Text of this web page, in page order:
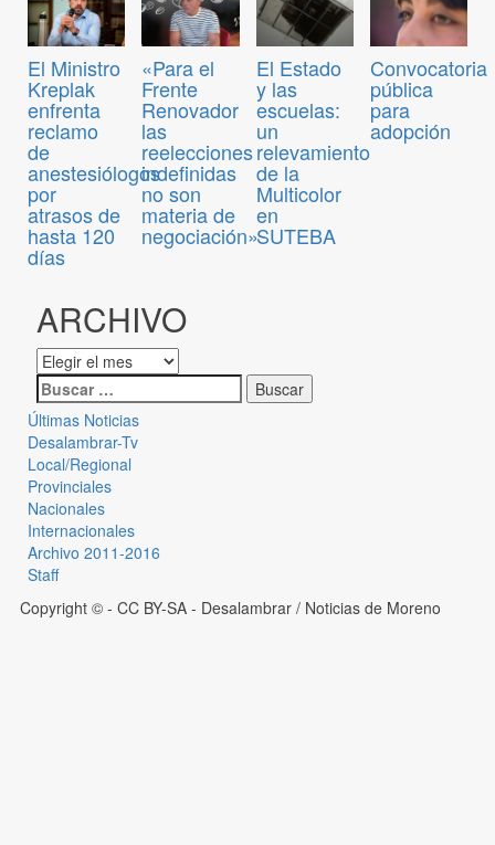
El Ministro
Kreplak
enfrenta
reclamo
de
anestesiólogos
por
atrasos de
hasta 120
días
«Para el
Frente
Renovador
las
reelecciones
indefinidas
no son
materia de
negociación»
El Estado
y las
escuelas:
un
relevamiento
de la
Multicolor
en
SUTEBA
Convocatoria
pública
para
adopción
ARCHIVO
Últimas Noticias
Desalambrar-Tv
Local/Regional
Provinciales
Nacionales
Internacionales
Archivo 2011-2016
Staff
Copyright © - CC BY-SA - Desalambrar / Noticias de Moreno